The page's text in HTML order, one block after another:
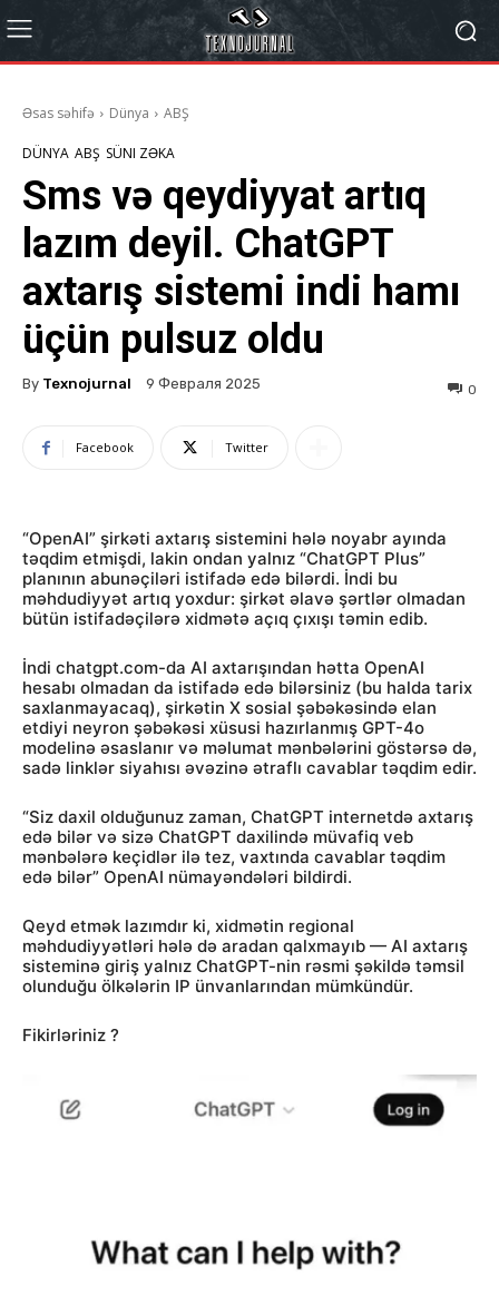
Əsas səhifə Dünya ABŞ
DÜNYA ABŞ SÜNI ZƏKA
Sms və qeydiyyat artıq
lazım deyil. ChatGPT
axtarış sistemi indi hamı
üçün pulsuz oldu
By Texnojurnal 9 Февраля 2025 0
Facebook Twitter
“OpenAI” şirkəti axtarış sistemini hələ noyabr ayında
təqdim etmişdi, lakin ondan yalnız “ChatGPT Plus”
planının abunəçiləri istifadə edə bilərdi. İndi bu
məhdudiyyət artıq yoxdur: şirkət əlavə şərtlər olmadan
bütün istifadəçilərə xidmətə açıq çıxışı təmin edib.
İndi chatgpt.com-da AI axtarışından hətta OpenAI
hesabı olmadan da istifadə edə bilərsiniz (bu halda tarix
saxlanmayacaq), şirkətin X sosial şəbəkəsində elan
etdiyi neyron şəbəkəsi xüsusi hazırlanmış GPT-4o
modelinə əsaslanır və məlumat mənbələrini göstərsə də,
sadə linklər siyahısı əvəzinə ətraflı cavablar təqdim edir.
“Siz daxil olduğunuz zaman, ChatGPT internetdə axtarış
edə bilər və sizə ChatGPT daxilində müvafiq veb
mənbələrə keçidlər ilə tez, vaxtında cavablar təqdim
edə bilər” OpenAI nümayəndələri bildirdi.
Qeyd etmək lazımdır ki, xidmətin regional
məhdudiyyətləri hələ də aradan qalxmayıb — AI axtarış
sisteminə giriş yalnız ChatGPT-nin rəsmi şəkildə təmsil
olunduğu ölkələrin IP ünvanlarından mümkündür.
Fikirləriniz ?